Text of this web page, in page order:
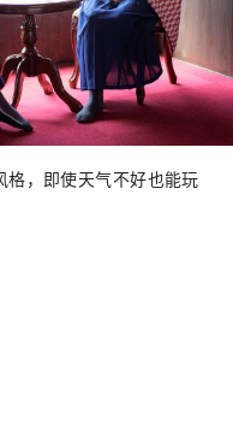
格，即使天气不好也能玩